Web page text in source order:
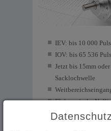
IEV: bis 10 000
IOV: bis 65 536
Jetzt bis 15mm
Sacklochwelle
Elektronische
Parametrierbare